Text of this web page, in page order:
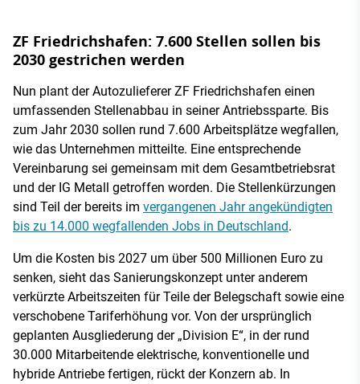
ZF Friedrichshafen: 7.600 Stellen sollen bis
2030 gestrichen werden
Nun plant der Autozulieferer ZF Friedrichshafen einen
umfassenden Stellenabbau in seiner Antriebssparte. Bis
zum Jahr 2030 sollen rund 7.600 Arbeitsplätze wegfallen,
wie das Unternehmen mitteilte. Eine entsprechende
Vereinbarung sei gemeinsam mit dem Gesamtbetriebsrat
und der IG Metall getroffen worden. Die Stellenkürzungen
sind Teil der bereits im vergangenen Jahr angekündigten
bis zu 14.000 wegfallenden Jobs in Deutschland.
Um die Kosten bis 2027 um über 500 Millionen Euro zu
senken, sieht das Sanierungskonzept unter anderem
verkürzte Arbeitszeiten für Teile der Belegschaft sowie eine
verschobene Tariferhöhung vor. Von der ursprünglich
geplanten Ausgliederung der „Division E“, in der rund
30.000 Mitarbeitende elektrische, konventionelle und
hybride Antriebe fertigen, rückt der Konzern ab. In